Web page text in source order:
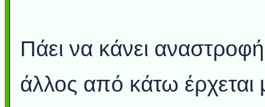
Πάει να κάνει
άλλος από κάτω έρχεται